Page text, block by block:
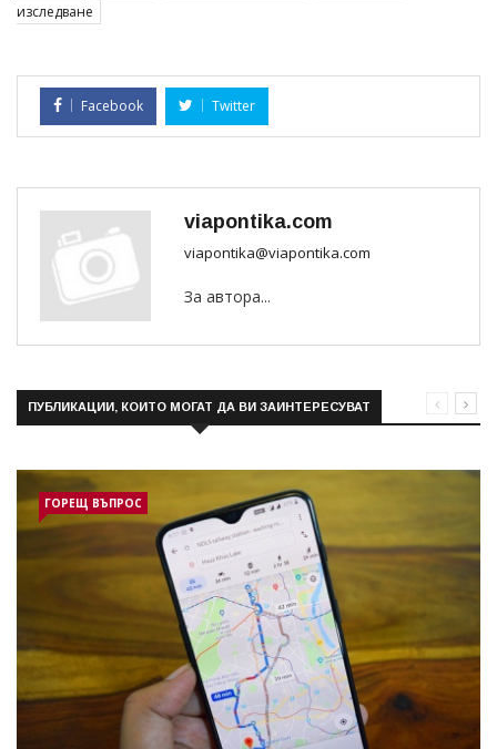
изследване
Facebook Twitter
viapontika.com
viapontika@viapontika.com
За автора...
ПУБЛИКАЦИИ, КОИТО МОГАТ ДА ВИ ЗАИНТЕРЕСУВАТ
ГОРЕЩ ВЪПРОС